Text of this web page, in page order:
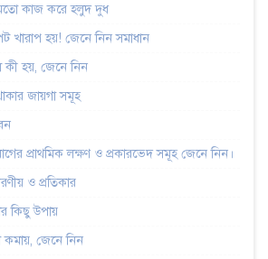
মতো কাজ করে হলুদ দুধ
খারাপ হয়! জেনে নিন সমাধান
কী হয়, জেনে নিন
জায়গা সমূহ
প্রাথমিক লক্ষণ ও প্রকারভেদ সমূহ জেনে নিন।
ও প্রতিকার
কিছু উপায়
কমায়, জেনে নিন